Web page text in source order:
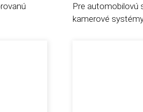
Pre automobilovú
kamerové